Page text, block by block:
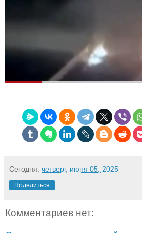
Сегодня: четверг, июня 05, 2025
Поделиться
Комментариев нет: